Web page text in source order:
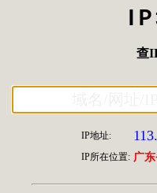
查
IP地址:
IP所在位置: 广